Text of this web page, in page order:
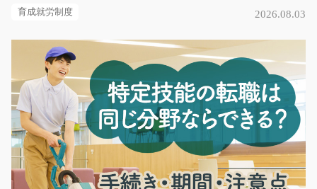
フォークリフトオペレーター/y08_01762
急募
【急募】＜稼げる案件＞未経験の方歓迎 ！経験者優遇！
◆高時給稼ぎたい方…
長期（3ヶ月以上）
時給1200円～1500円
福岡県遠賀郡遠賀町
育成就労制度 2026.08.03